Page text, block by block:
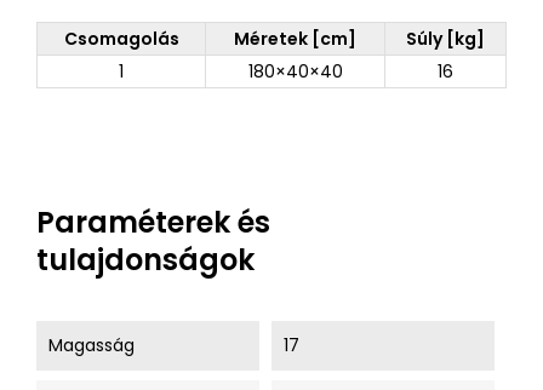
Csomagolás Méretek [cm]
Súly [kg]
1
180×40×40 16
Paraméterek és
tulajdonságok
Magasság 17